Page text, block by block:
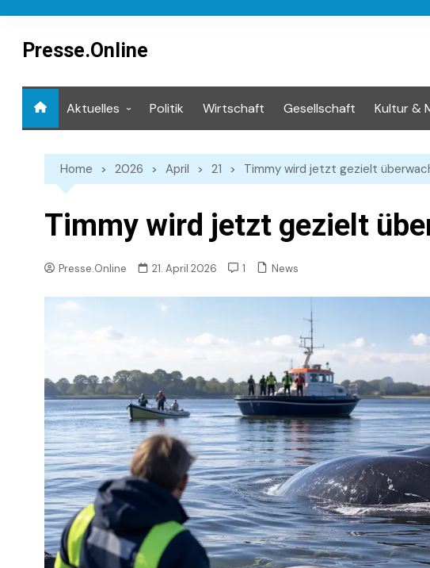
contentPresse.Online
Aktuelles Politik Wirtschaft Gesellschaft Kultur &
Home 2026 April 21 Timmy wird jetzt gezielt
Timmy wird jetzt gezielt
Presse.Online 21. April 2026 1 News